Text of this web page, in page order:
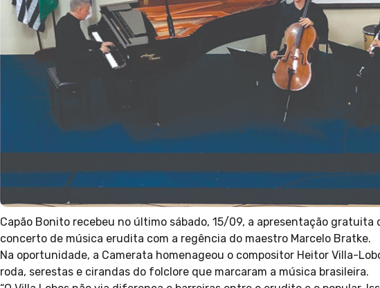
Capão Bonito recebeu no último sábado, 15/09, a apresentação gratuita
concerto de música erudita com a regência do maestro Marcelo Bratke.
Na oportunidade, a Camerata homenageou o compositor Heitor Villa-
roda, serestas e cirandas do folclore que marcaram a música brasileira.